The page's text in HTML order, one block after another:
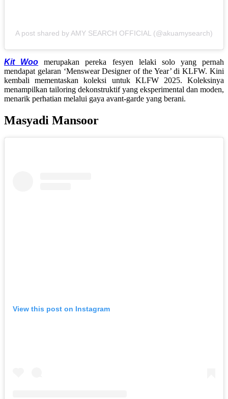
A post shared by AMY SEARCH OFFICIAL (@akuamysearch)
Kit Woo merupakan pereka fesyen lelaki solo yang pernah
mendapat gelaran ‘Menswear Designer of the Year’di KLFW. Kini
kembali mementaskan koleksi untuk KLFW 2025. Koleksinya
menampilkan tailoring dekonstruktif yang eksperimental dan moden,
menarik perhatian melalui gaya avant‑garde yang berani.
Masyadi Mansoor
View this post on Instagram